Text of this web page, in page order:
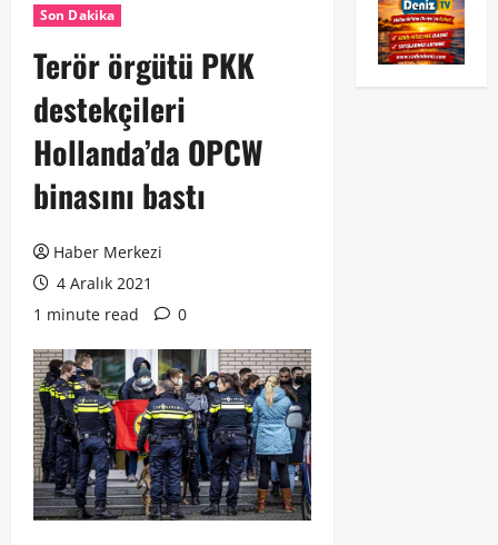
Son Dakika
Terör örgütü PKK
destekçileri
Hollanda’da OPCW
binasını bastı
Haber Merkezi
4 Aralık 2021
1 minute read
0